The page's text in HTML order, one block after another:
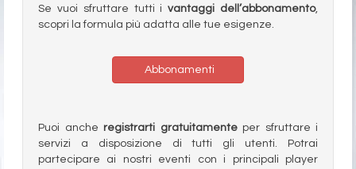
Se vuoi sfruttare tutti ivantaggi dell’abbonamento,
scopri la formula più adatta alle tue esigenze.
Abbonamenti
Puoi anche registrarti gratuitamenteper sfruttare i
servizi a disposizione di tutti gli utenti. Potrai
partecipare ai nostri eventi con i principali player